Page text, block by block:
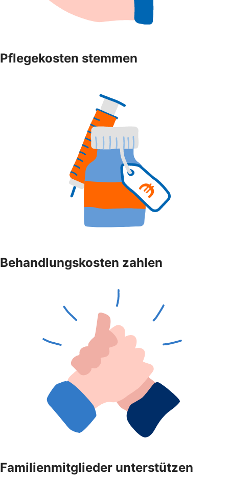
Pflegekosten stemmen
Behandlungskosten zahlen
Familienmitglieder unterstützen